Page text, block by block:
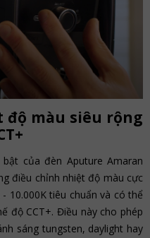
độ màu siêu rộng
của đèn Aputure Amaran
điều chỉnh nhiệt độ màu cực
10.000K tiêu chuẩn và có thể
độ CCT+. Điều này cho phép
sáng tungsten, daylight hay